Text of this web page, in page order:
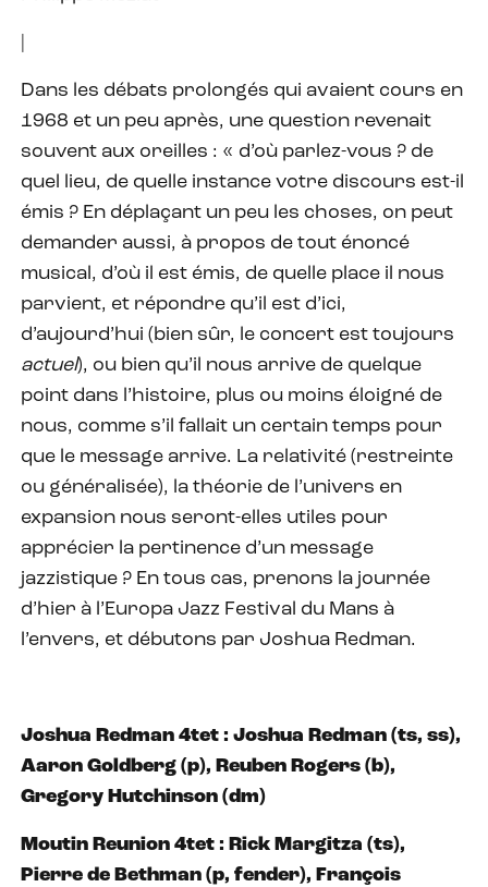
Dans les débats prolongés qui avaient cours en
1968 et un peu après, une question revenait
souvent aux oreilles : « d’où parlez-vous ? de
quel lieu, de quelle instance votre discours est-il
émis ? En déplaçant un peu les choses, on peut
demander aussi, à propos de tout énoncé
musical, d’où il est émis, de quelle place il nous
parvient, et répondre qu’il est d’ici,
d’aujourd’hui (bien sûr, le concert est toujours
actuel), ou bien qu’il nous arrive de quelque
point dans l’histoire, plus ou moins éloigné de
nous, comme s’il fallait un certain temps pour
que le message arrive. La relativité (restreinte
ou généralisée), la théorie de l’univers en
expansion nous seront-elles utiles pour
apprécier la pertinence d’un message
jazzistique ? En tous cas, prenons la journée
d’hier à l’Europa Jazz Festival du Mans à
l’envers, et débutons par Joshua Redman.
Joshua Redman 4tet : Joshua Redman (ts, ss),
Aaron Goldberg (p), Reuben Rogers (b),
Gregory Hutchinson (dm)
Moutin Reunion 4tet : Rick Margitza (ts),
Pierre de Bethman (p, fender), François